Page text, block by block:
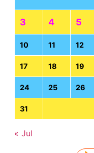
3 4 5
10 11 12
17 18 19
24 25 26
31
« Jul